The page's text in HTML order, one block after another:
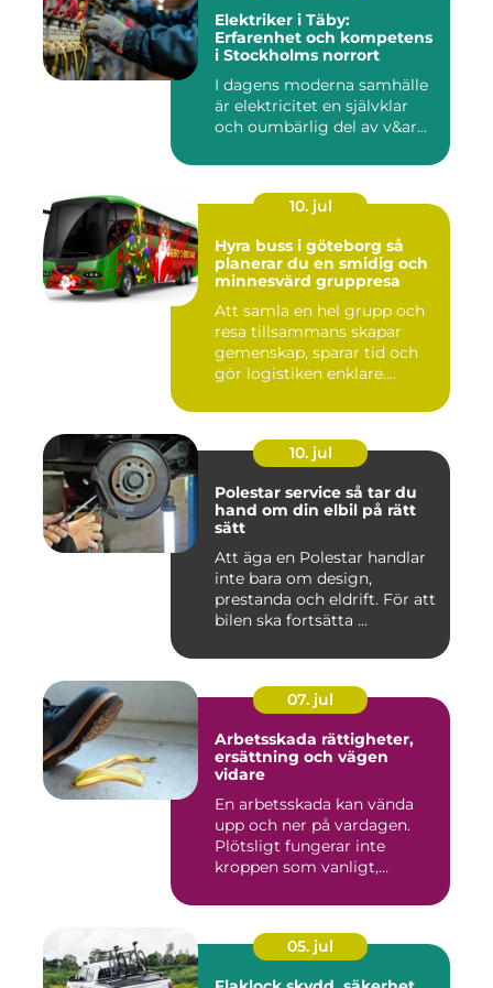
Elektriker i Täby:
Erfarenhet och kompetens
i Stockholms norrort
I dagens moderna samhälle
är elektricitet en självklar
och oumbärlig del av v&ar...
10. jul
Hyra buss i göteborg så
planerar du en smidig och
minnesvärd gruppresa
Att samla en hel grupp och
resa tillsammans skapar
gemenskap, sparar tid och
gör logistiken enklare....
10. jul
Polestar service så tar du
hand om din elbil på rätt
sätt
Att äga en Polestar handlar
inte bara om design,
prestanda och eldrift. För att
bilen ska fortsätta ...
07. jul
Arbetsskada rättigheter,
ersättning och vägen
vidare
En arbetsskada kan vända
upp och ner på vardagen.
Plötsligt fungerar inte
kroppen som vanligt,
05. jul